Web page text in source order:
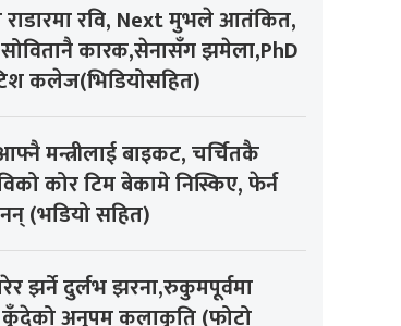
रवि, Next मुभले आतंकित,
कारक,सेनासँग झमेला,PhD
कलेज(भिडियोसहित)
मन्त्रीलाई बाइकट, चर्चितकै
कोर टिम बेकामे निस्किए, फेर्न
(भडियो सहित)
झर्ने दुर्लभ झरना,रुकुमपूर्वमा
कुँदेको अनुपम कलाकृति (फोटो